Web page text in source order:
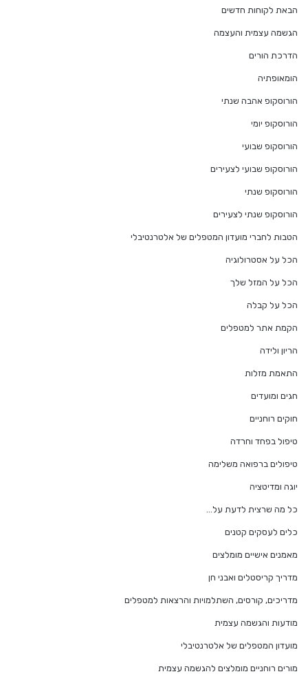
הבאת לקוחות חדשים
הגשמה עצמית והעצמה
הדרכת הורים
הומאופתיה
הורוסקופ אהבה שנתי
הורוסקופ יומי
הורוסקופ שבועי
הורוסקופ שבועי לצעירים
הורוסקופ שנתי
הורוסקופ שנתי לצעירים
הטבות לחברי מועדון המטפלים של אלטרנטיבלי
הכל על אסטרולוגיה
הכל על המזל שלך
הכל על קבלה
הקמת אתר למטפלים
הריון ולידה
התאמת מזלות
חגים ומועדים
חוקים רוחניים
טיפול בפחד וחרדה
טיפולים ברפואה משלימה
יוגה ומדיטציה
כל מה שרצית לדעת על…
כלים לעסקים קטנים
מאמנים אישיים מומלצים
מדריך קריסטלים ואבני חן
מדריכים, קורסים, השתלמויות והרצאות למטפלים
מודעות והגשמה עצמית
מועדון המטפלים של אלטרנטיבלי
מורים רוחניים מומלצים להגשמה עצמית